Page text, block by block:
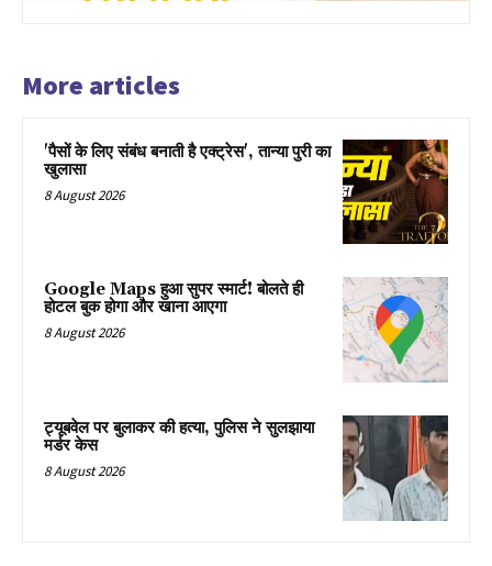
More articles
'पैसों के लिए संबंध बनाती है एक्ट्रेस', तान्या पुरी का
खुलासा
8 August 2026
Google Maps हुआ सुपर स्मार्ट! बोलते ही
होटल बुक होगा और खाना आएगा
8 August 2026
ट्यूबवेल पर बुलाकर की हत्या, पुलिस ने सुलझाया
मर्डर केस
8 August 2026